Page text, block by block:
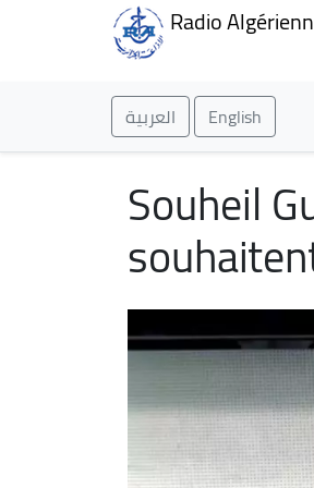
Radio
العربية English
Souheil